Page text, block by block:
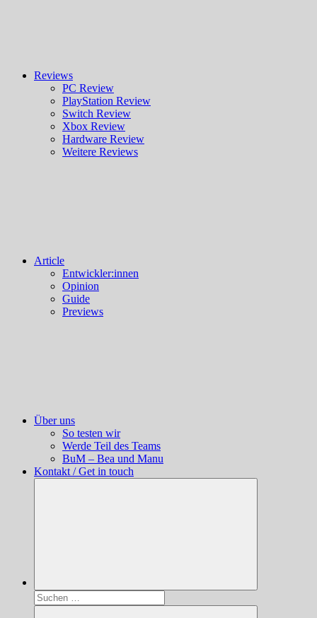
Reviews
PC Review
PlayStation Review
Switch Review
Xbox Review
Hardware Review
Weitere Reviews
Article
Entwickler:innen
Opinion
Guide
Previews
Über uns
So testen wir
Werde Teil des Teams
BuM – Bea und Manu
Kontakt / Get in touch
Suchen
nach: